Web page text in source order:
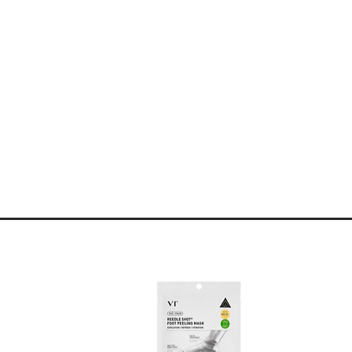
de la peau, régule la
lisse la peau, soutient la protection
d'eau,